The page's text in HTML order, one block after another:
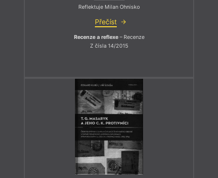
Reflektuje Milan Ohnisko
Přečíst
Recenze a reflexe– Recenze
Z čísla 14/2015